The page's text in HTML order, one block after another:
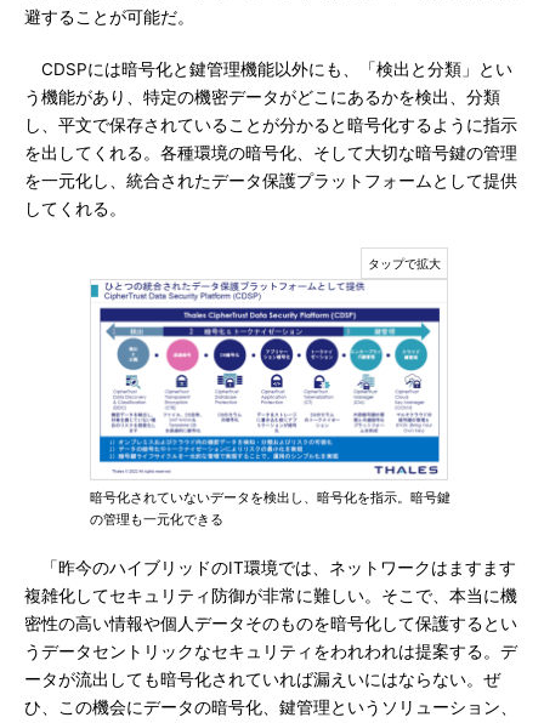
避することが可能だ。
CDSPには暗号化と鍵管理機能以外にも、「検出と分類」とい
う機能があり、特定の機密データがどこにあるかを検出、分類
し、平文で保存されていることが分かると暗号化するように指示
を出してくれる。各種環境の暗号化、そして大切な暗号鍵の管理
を一元化し、統合されたデータ保護プラットフォームとして提供
してくれる。
暗号化されていないデータを検出し、暗号化を指示。暗号鍵
の管理も一元化できる
「昨今のハイブリッドのIT環境では、ネットワークはますます
複雑化してセキュリティ防御が非常に難しい。そこで、本当に機
密性の高い情報や個人データそのものを暗号化して保護するとい
うデータセントリックなセキュリティをわれわれは提案する。デ
ータが流出しても暗号化されていれば漏えいにはならない。ぜ
ひ、この機会にデータの暗号化、鍵管理というソリューション、